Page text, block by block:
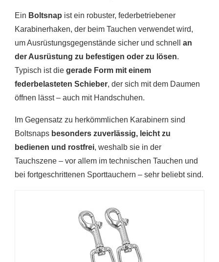
Ein Boltsnap ist ein robuster, federbetriebener
Karabinerhaken, der beim Tauchen verwendet wird,
um Ausrüstungsgegenstände sicher und schnell an
der Ausrüstung zu befestigen oder zu lösen.
Typisch ist die gerade Form mit einem
federbelasteten Schieber, der sich mit dem Daumen
öffnen lässt – auch mit Handschuhen.
Im Gegensatz zu herkömmlichen Karabinern sind
Boltsnaps besonders zuverlässig, leicht zu
bedienen und rostfrei, weshalb sie in der
Tauchszene – vor allem im technischen Tauchen und
bei fortgeschrittenen Sporttauchern – sehr beliebt sind.